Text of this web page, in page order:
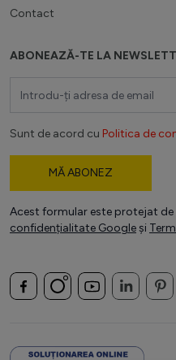
Contact
ABONEAZĂ-TE LA
Sunt de acord cu Politica de
MĂ ABONEZ
Acest formular este protejat de
confidențialitate Google și